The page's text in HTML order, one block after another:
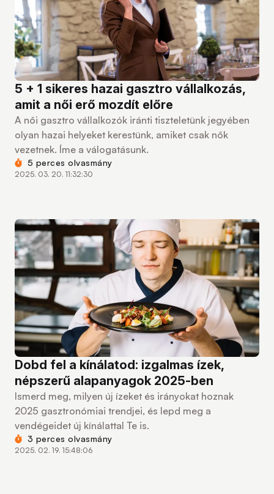
5 + 1 sikeres hazai gasztro vállalkozás,
amit a női erő mozdít előre
A női gasztro vállalkozók iránti tiszteletünk jegyében
olyan hazai helyeket kerestünk, amiket csak nők
vezetnek. Íme a válogatásunk.
5 perces olvasmány
2025. 03. 20. 11:32:30
Dobd fel a kínálatod: izgalmas ízek,
népszerű alapanyagok 2025-ben
Ismerd meg, milyen új ízeket és irányokat hoznak
2025 gasztronómiai trendjei, és lepd meg a
vendégeidet új kínálattal Te is.
3 perces olvasmány
2025. 02. 19. 15:48:06